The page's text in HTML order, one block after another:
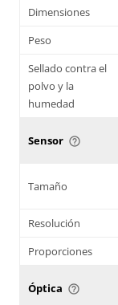
Dimensiones
Peso
Sellado contra el
polvo y la
humedad
Sensor help_outline
Tamaño
Resolución
Proporciones
Óptica help_outline